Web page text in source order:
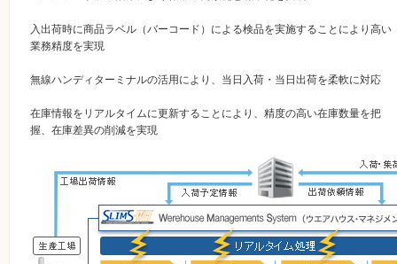
入出荷時に商品ラベル（バーコード）による検品を実施することにより高い
業務精度を実現
無線ハンディターミナルの活用により、当日入荷・当日出荷を柔軟に対応
在庫情報をリアルタイムに更新することにより、精度の高い在庫数量を把
握、在庫差異の削減を実現